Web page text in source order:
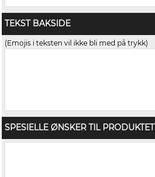
TEKST BAKSIDE
(Emojis i teksten vil ikke bli med på trykk)
SPESIELLE ØNSKER TIL PRODUKTET